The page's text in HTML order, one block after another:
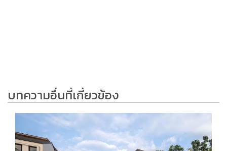
บทความอื่นที่เกี่ยวข้อง